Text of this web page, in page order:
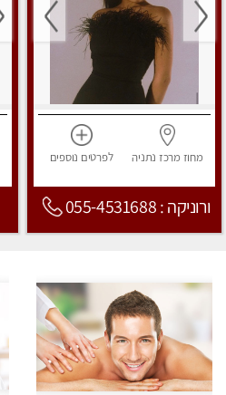
מחוז מרכז נתניה לפרטים נוספים
ורוניקה : 055-4531688